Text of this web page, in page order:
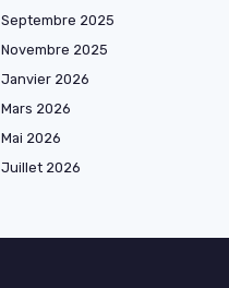
Septembre 2025
Novembre 2025
Janvier 2026
Mars 2026
Mai 2026
Juillet 2026